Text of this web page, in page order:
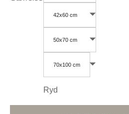
42x60 cm
50x70 cm
70x100 cm
Ryd